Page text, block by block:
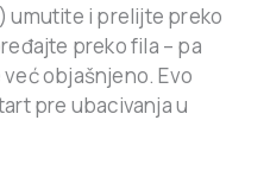
umutite i prelijte preko
preko fila – pa
objašnjeno. Evo
pre ubacivanja u